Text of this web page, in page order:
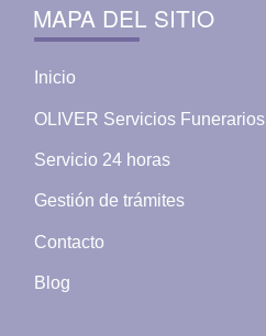
MAPA DEL SITIO
Inicio
OLIVER Servicios Funerarios
Servicio 24 horas
Gestión de trámites
Contacto
Blog